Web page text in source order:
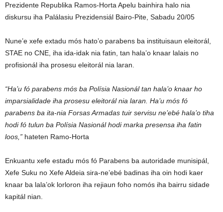
Prezidente Republika Ramos-Horta Apelu bainhira halo nia
diskursu iha Palálasiu Prezidensiál Bairo-Pite, Sabadu 20/05
Nune’e xefe extadu mós hato’o parabens ba instituisaun eleitorál,
STAE no CNE, iha ida-idak nia fatin, tan hala’o knaar lalais no
profisionál iha prosesu eleitorál nia laran.
“Ha’u fó parabens mós ba Polísia Nasionál tan hala’o knaar ho
imparsialidade iha prosesu eleitorál nia laran. Ha’u mós fó
parabens ba ita-nia Forsas Armadas tuir servisu ne’ebé hala’o tiha
hodi fó tulun ba Polísia Nasionál hodi marka presensa iha fatin
loos,” hateten Ramo-Horta
Enkuantu xefe estadu mós fó Parabens ba autoridade munisipál,
Xefe Suku no Xefe Aldeia sira-ne’ebé badinas iha oin hodi kaer
knaar ba lala’ok lorloron iha rejiaun foho nomós iha bairru sidade
kapitál nian.